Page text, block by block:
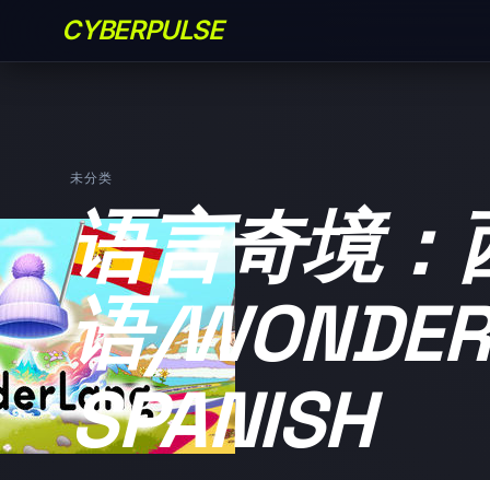
CYBERPULSE
未分类
语言奇境：
语/
SPANISH